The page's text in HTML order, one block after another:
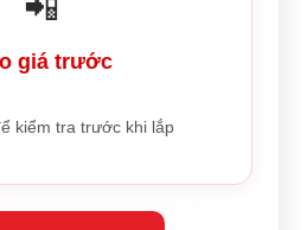
📲
giá trước
kiểm tra trước khi lắp